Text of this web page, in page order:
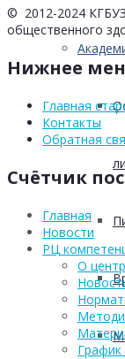
© 2012-2024
общественного
Нижнее
Главная
Контакты
Обратная
Счётчик
Главная
Новости
РЦ
О